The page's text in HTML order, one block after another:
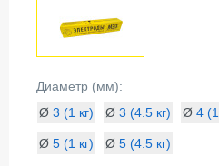
Диаметр (мм):
Ø 3 (1 кг) Ø 3 (4.5 кг) Ø 4 (1
Ø 5 (1 кг) Ø 5 (4.5 кг)